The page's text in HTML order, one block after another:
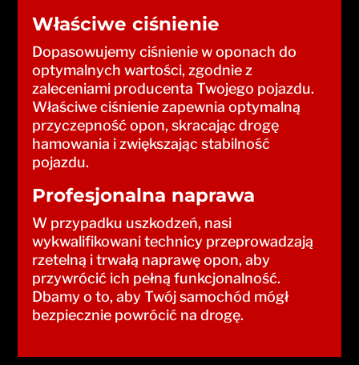
Właściwe ciśnienie
Dopasowujemy ciśnienie w oponach do
optymalnych wartości, zgodnie z
zaleceniami producenta Twojego pojazdu.
Właściwe ciśnienie zapewnia optymalną
przyczepność opon, skracając drogę
hamowania i zwiększając stabilność
pojazdu.
Profesjonalna naprawa
W przypadku uszkodzeń, nasi
wykwalifikowani technicy przeprowadzają
rzetelną i trwałą naprawę opon, aby
przywrócić ich pełną funkcjonalność.
Dbamy o to, aby Twój samochód mógł
bezpiecznie powrócić na drogę.